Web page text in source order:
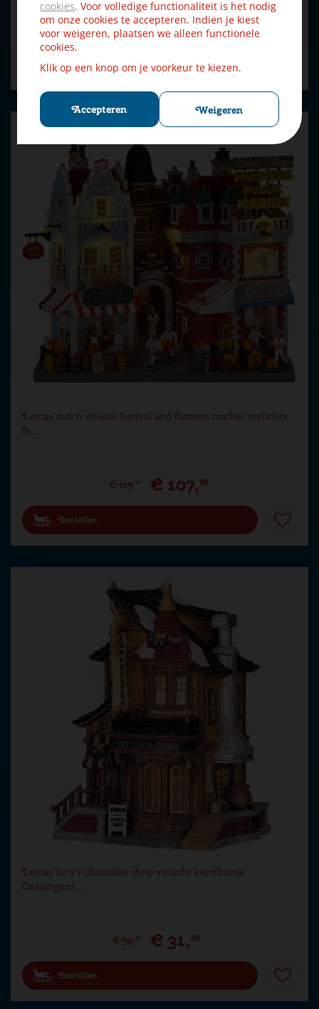
cookies. Voor volledige functionaliteit is het nodig
om onze cookies te accepteren. Indien je kiest
voor weigeren, plaatsen we alleen functionele
cookies.
Klik op een knop om je voorkeur te kiezen.
Accepteren Weigeren
€ 34, € 31, 49
Bestellen
Lemax dutch cheese festival and farmers market verlichte
fa…
€ 119,99 € 107,99
Bestellen
Lemax lucy's chocolate shop verlicht kersthuisje
Caddington…
€ 34,99 € 31,49
Bestellen